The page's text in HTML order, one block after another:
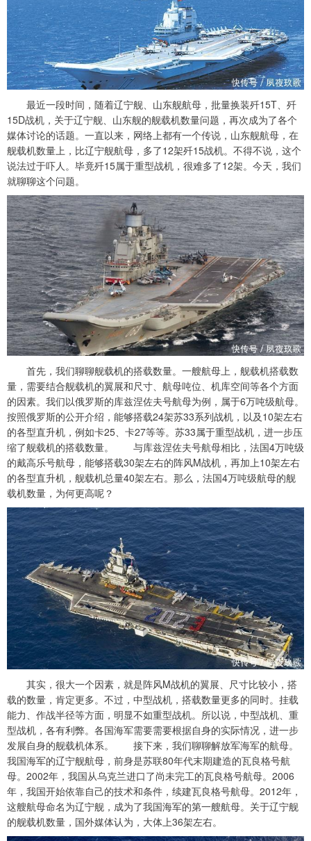
最近一段时间，随着辽宁舰、山东舰航母，批量换装歼15T、歼
15D战机，关于辽宁舰、山东舰的舰载机数量问题，再次成为了各个
媒体讨论的话题。一直以来，网络上都有一个传说，山东舰航母，在
舰载机数量上，比辽宁舰航母，多了12架歼15战机。不得不说，这个
说法过于吓人。毕竟歼15属于重型战机，很难多了12架。今天，我们
就聊聊这个问题。
首先，我们聊聊舰载机的搭载数量。一艘航母上，舰载机搭载数
量，需要结合舰载机的翼展和尺寸、航母吨位、机库空间等各个方面
的因素。我们以俄罗斯的库兹涅佐夫号航母为例，属于6万吨级航母。
按照俄罗斯的公开介绍，能够搭载24架苏33系列战机，以及10架左右
的各型直升机，例如卡25、卡27等等。苏33属于重型战机，进一步压
缩了舰载机的搭载数量。 与库兹涅佐夫号航母相比，法国4万吨级
的戴高乐号航母，能够搭载30架左右的阵风M战机，再加上10架左右
的各型直升机，舰载机总量40架左右。那么，法国4万吨级航母的舰
载机数量，为何更高呢？
其实，很大一个因素，就是阵风M战机的翼展、尺寸比较小，搭
载的数量，肯定更多。不过，中型战机，搭载数量更多的同时。挂载
能力、作战半径等方面，明显不如重型战机。所以说，中型战机、重
型战机，各有利弊。各国海军需要需要根据自身的实际情况，进一步
发展自身的舰载机体系。 接下来，我们聊聊解放军海军的航母。
我国海军的辽宁舰航母，前身是苏联80年代末期建造的瓦良格号航
母。2002年，我国从乌克兰进口了尚未完工的瓦良格号航母。2006
年，我国开始依靠自己的技术和条件，续建瓦良格号航母。2012年，
这艘航母命名为辽宁舰，成为了我国海军的第一艘航母。关于辽宁舰
的舰载机数量，国外媒体认为，大体上36架左右。